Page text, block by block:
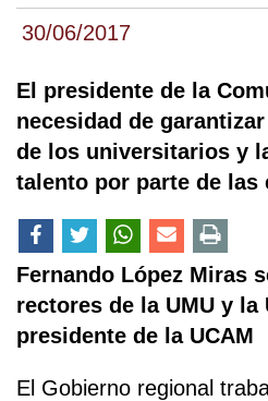
30/06/2017
El presidente de la
necesidad de
de los universitarios y
talento por parte de las
Fernando López Miras
rectores de la UMU y la
presidente de la UCAM
El Gobierno regional